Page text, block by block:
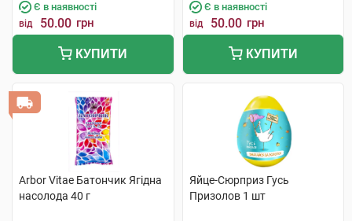
Є в наявності
від 50.00 грн
КУПИТИ
Є в наявності
від 50.00 грн
КУПИТИ
Arbor Vitae Батончик Ягідна
насолода 40 г
Яйце-Сюрприз Гусь
Призолов 1 шт